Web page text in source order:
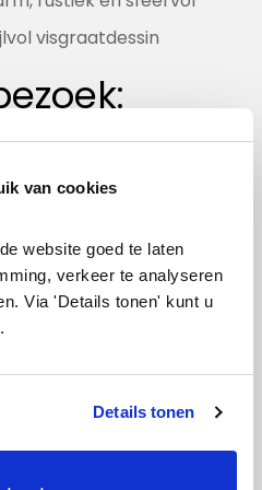
van cookies
website goed te laten
verkeer te analyseren
Via 'Details tonen' kunt u
Details tonen
visgraatdessin
StepPVC
Step vloeren zelf zien
showroom vlakbij
helpen je
je het verschil tussen de
je een weloverwogen
en wensen.
een